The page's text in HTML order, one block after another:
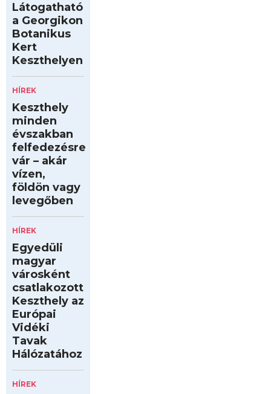
Látogatható
a Georgikon
Botanikus
Kert
Keszthelyen
HÍREK
Keszthely
minden
évszakban
felfedezésre
vár – akár
vízen,
földön vagy
levegőben
HÍREK
Egyedüli
magyar
városként
csatlakozott
Keszthely az
Európai
Vidéki
Tavak
Hálózatához
HÍREK